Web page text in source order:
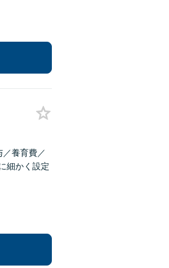
養育費／
細かく設定